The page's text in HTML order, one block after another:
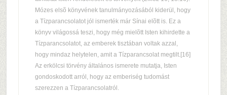
Mózes elsõ könyvének tanulmányozásából kiderül, hogy
a Tízparancsolatot jól ismerték már Sínai elõtt is. Ez a
könyv világossá teszi, hogy még mielõtt Isten kihirdette a
Tízparancsolatot, az emberek tisztában voltak azzal,
hogy mindaz helytelen, amit a Tízparancsolat megtilt.[16]
Az erkölcsi törvény általános ismerete mutatja, Isten
gondoskodott arról, hogy az emberiség tudomást
szerezzen a Tízparancsolatról.